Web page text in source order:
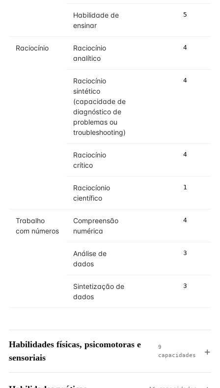
Habilidade de
ensinar
5
Raciocínio
Raciocínio
analítico
4
Raciocínio
sintético
(capacidade de
diagnóstico de
problemas ou
troubleshooting)
4
Raciocínio
crítico
4
Raciocíonio
científico
1
Trabalho
com números
Compreensão
numérica
4
Análise de
dados
3
Sintetização de
dados
3
Habilidades físicas, psicomotoras e
sensoriais
9
capacidades